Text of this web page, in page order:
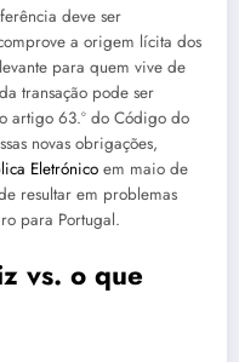
deve ser
a origem lícita dos
para quem vive de
transação pode ser
artigo 63.º do Código do
novas obrigações,
Eletrónico em maio de
resultar em problemas
para Portugal.
vs. o que